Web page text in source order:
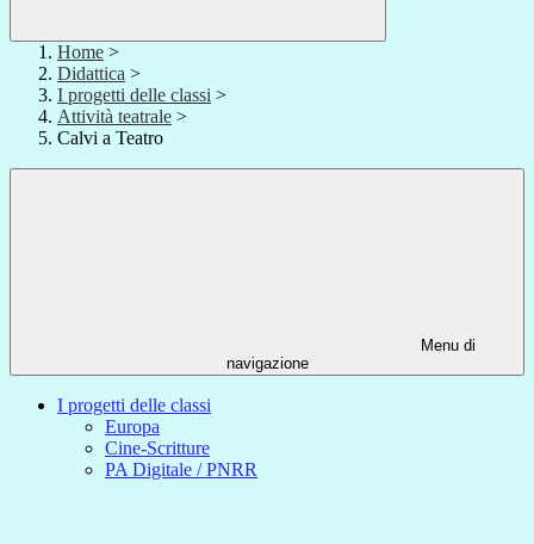
Home >
Didattica >
I progetti delle classi >
Attività teatrale >
Calvi a Teatro
Menu di
navigazione
I progetti delle classi
Europa
Cine-Scritture
PA Digitale / PNRR